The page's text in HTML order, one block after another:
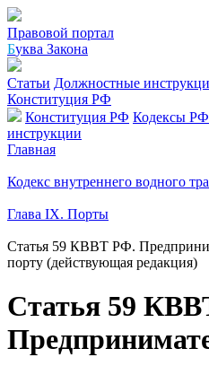
Правовой портал
Буква Закона
Статьи Должностные
Конституция РФ
Конституция РФ Кодексы РФ
инструкции
Главная
Кодекс внутреннего водного
Глава IX. Порты
Статья 59 КВВТ РФ.
порту (действующая редакция)
Статья 59